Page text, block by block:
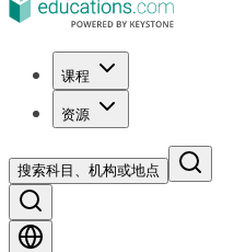
课程
资源
搜索科目、机构或地点